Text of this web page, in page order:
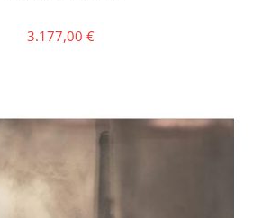
3.177,00 €